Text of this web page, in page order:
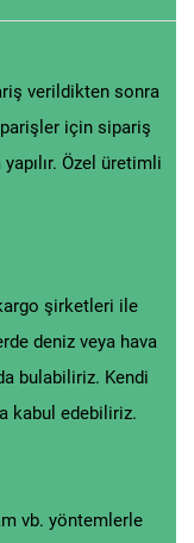
verildikten sonra
için sipariş
Özel üretimli
şirketleri ile
deniz veya hava
bulabiliriz. Kendi
kabul edebiliriz.
vb. yöntemlerle